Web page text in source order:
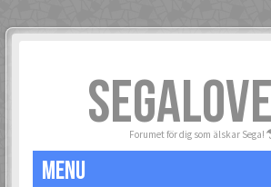
Forumet för dig som älskar Sega!
MENU